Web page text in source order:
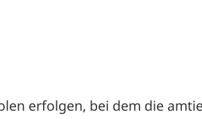
erfolgen, bei dem die